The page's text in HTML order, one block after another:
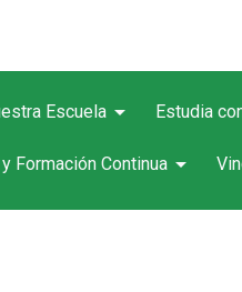
Escuela arrow_drop_down Estudia
Formación Continua arrow_drop_down